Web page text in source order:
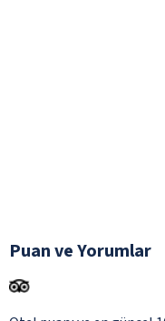
Puan ve Yorumlar